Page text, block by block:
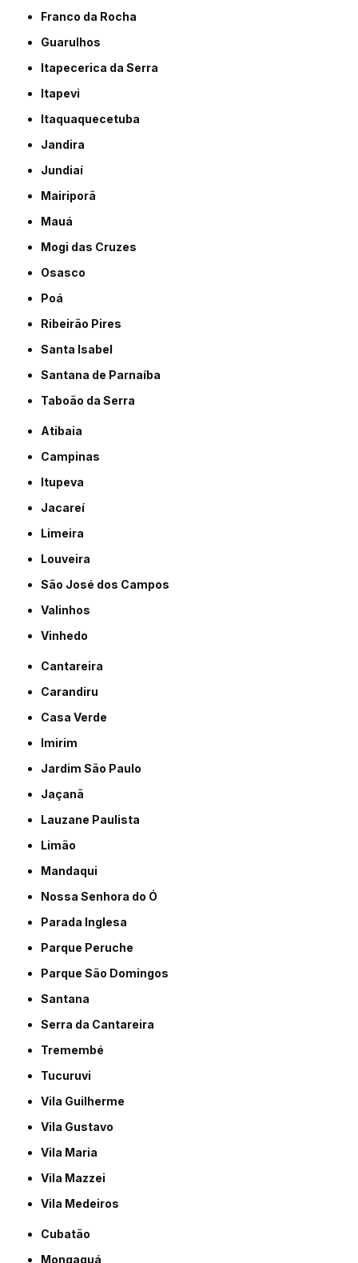
Franco da Rocha
Guarulhos
Itapecerica da Serra
Itapevi
Itaquaquecetuba
Jandira
Jundiaí
Mairiporã
Mauá
Mogi das Cruzes
Osasco
Poá
Ribeirão Pires
Santa Isabel
Santana de Parnaíba
Taboão da Serra
Atibaia
Campinas
Itupeva
Jacareí
Limeira
Louveira
São José dos Campos
Valinhos
Vinhedo
Cantareira
Carandiru
Casa Verde
Imirim
Jardim São Paulo
Jaçanã
Lauzane Paulista
Limão
Mandaqui
Nossa Senhora do Ó
Parada Inglesa
Parque Peruche
Parque São Domingos
Santana
Serra da Cantareira
Tremembé
Tucuruvi
Vila Guilherme
Vila Gustavo
Vila Maria
Vila Mazzei
Vila Medeiros
Cubatão
Mongaguá